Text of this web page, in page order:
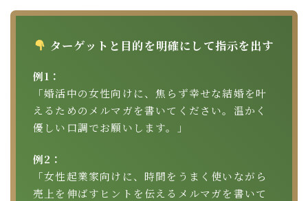
ターゲットと目的を明確にして指示を出す
例1：
「婚活中の女性向けに、焦らず幸せな結婚を叶
えるためのメルマガを書いてください。温かく
優しい口調でお願いします。」
例2：
「女性起業家向けに、時間をうまく使いながら
売上を伸ばすヒントを伝えるメルマガを書いて